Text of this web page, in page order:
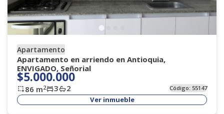
Apartamento
Apartamento en arriendo en Antioquia,
ENVIGADO, Señorial
$5.000.000
86 m2 3 2 Código:55147
Ver inmueble